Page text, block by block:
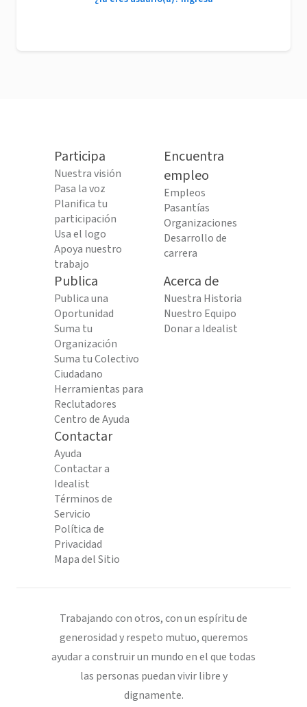
Participa
Nuestra visión
Pasa la voz
Planifica tu
participación
Usa el logo
Apoya nuestro
trabajo
Encuentra
empleo
Empleos
Pasantías
Organizaciones
Desarrollo de
carrera
Publica
Publica una
Oportunidad
Suma tu
Organización
Suma tu Colectivo
Ciudadano
Herramientas para
Reclutadores
Centro de Ayuda
Acerca de
Nuestra Historia
Nuestro Equipo
Donar a Idealist
Contactar
Ayuda
Contactar a
Idealist
Términos de
Servicio
Política de
Privacidad
Mapa del Sitio
Trabajando con otros, con un espíritu de
generosidad y respeto mutuo, queremos
ayudar a construir un mundo en el que todas
las personas puedan vivir libre y
dignamente.